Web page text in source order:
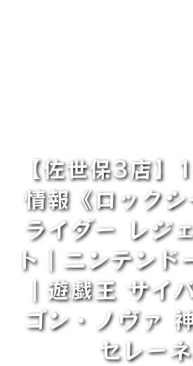
【佐世保3店
情報《ロック
ライダー レジ
ト｜ニンテンド
｜遊戯王 サイ
ゴン・ノヴァ
セレーネ